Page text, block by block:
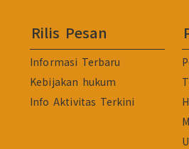
Rilis Pesan
Informasi Terbaru
Kebijakan hukum
Info Aktivitas Terkini